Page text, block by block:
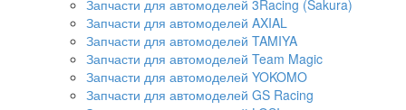
Запчасти для автомоделей 3Racing (Sakura)
Запчасти для автомоделей AXIAL
Запчасти для автомоделей TAMIYA
Запчасти для автомоделей Team Magic
Запчасти для автомоделей YOKOMO
Запчасти для автомоделей GS Racing